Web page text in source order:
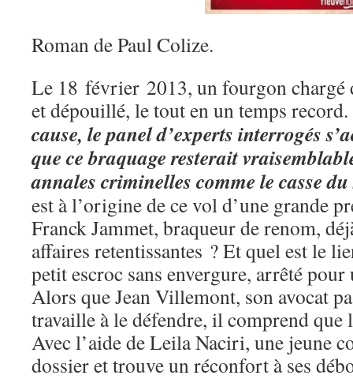
Roman de Paul Colize.
Le 18 février 2013, un fourgon chargé
et dépouillé, le tout en un temps record.
cause, le panel d’experts interrogés
que ce braquage resterait
annales criminelles comme le casse
est à l’origine de ce vol d’une grande
Franck Jammet, braqueur de renom,
affaires retentissantes ? Et quel est le
petit escroc sans envergure, arrêté
Alors que Jean Villemont, son avocat
travaille à le défendre, il comprend que
Avec l’aide de Leila Naciri, une jeune
dossier et trouve un réconfort à ses